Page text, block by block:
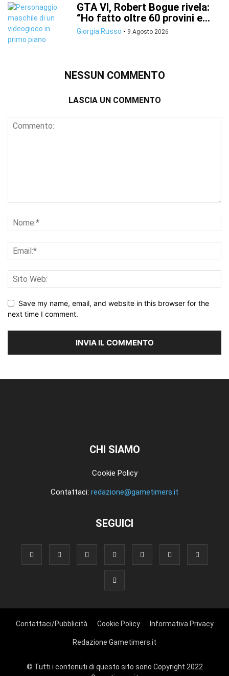
GTA VI, Robert Bogue rivela:
“Ho fatto oltre 60 provini e...
Giorgia Russo - 9 Agosto 2026
NESSUN COMMENTO
LASCIA UN COMMENTO
Save my name, email, and website in this browser for the
next time I comment.
CHI SIAMO
Cookie Policy
Contattaci: redazione@gametimers.it
SEGUICI
Contattaci/Pubblicità Cookie Policy Informativa Privacy
Redazione Gametimers.it
© Tutti i contenuti di questo sito sono Copyright 2022